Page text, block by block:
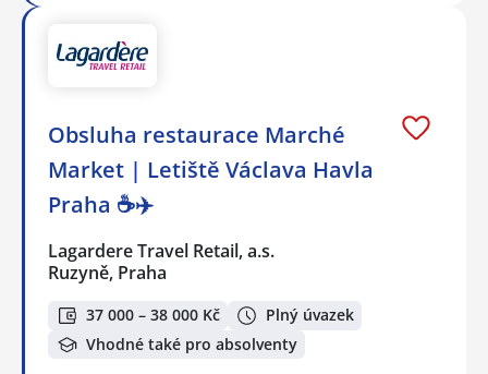
Obsluha restaurace Marché
Market | Letiště Václava Havla
Praha ☕✈️
Lagardere Travel Retail, a.s.
Ruzyně, Praha
37 000 – 38 000 Kč
Plný úvazek
Vhodné také pro absolventy